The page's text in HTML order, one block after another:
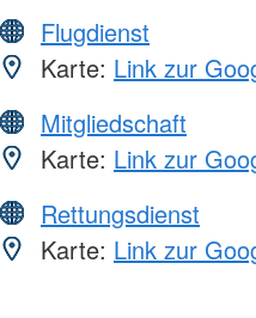
Flugdienst
Karte: Link zur
Mitgliedschaft
Karte: Link zur
Rettungsdienst
Karte: Link zur